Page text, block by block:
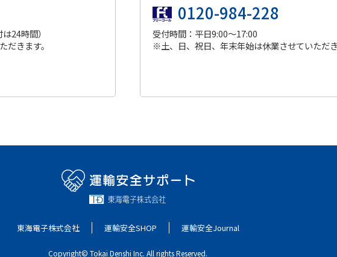
24時間）
きます。
0120-984-228
受付時間：平日9:00～17:00
※土、日、祝日、年末年始は休業させていただき
東海電子株式会社 運輸安全SHOP 運輸安全Journal
Copyright© Tokai Denshi Inc. All rights Reserved.